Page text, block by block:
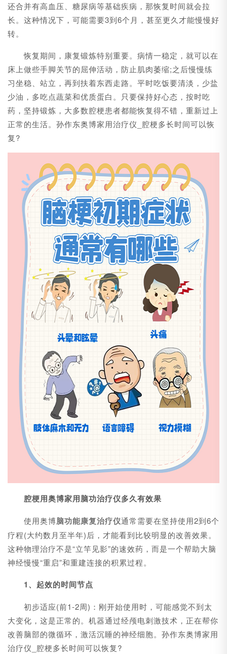
还合并有高血压、糖尿病等基础疾病，那恢复时间就会拉
长。这种情况下，可能需要3到6个月，甚至更久才能慢慢好
转。
恢复期间，康复锻炼特别重要。病情一稳定，就可以在
床上做些手脚关节的屈伸活动，防止肌肉萎缩;之后慢慢练
习坐稳、站立，再到扶着东西走路。平时吃饭要清淡，少盐
少油，多吃点蔬菜和优质蛋白。只要保持好心态，按时吃
药，坚持锻炼，大多数腔梗患者都能恢复得不错，重新过上
正常的生活。孙作东奥博家用治疗仪_腔梗多长时间可以恢
复?
腔梗用奥博家用脑功治疗仪多久有效果
使用奥博脑功能康复治疗仪通常需要在坚持使用2到6个
疗程(大约数月至半年)后，才能看到比较明显的改善效果。
这种物理治疗不是“立竿见影”的速效药，而是一个帮助大脑
神经慢慢“重启”和重建连接的积累过程。
1、起效的时间节点
初步适应(前1-2周)：刚开始使用时，可能感觉不到太
大变化，这是正常的。机器通过经颅电刺激技术，正在帮你
改善脑部的微循环，激活沉睡的神经细胞。孙作东奥博家用
治疗仪_腔梗多长时间可以恢复?